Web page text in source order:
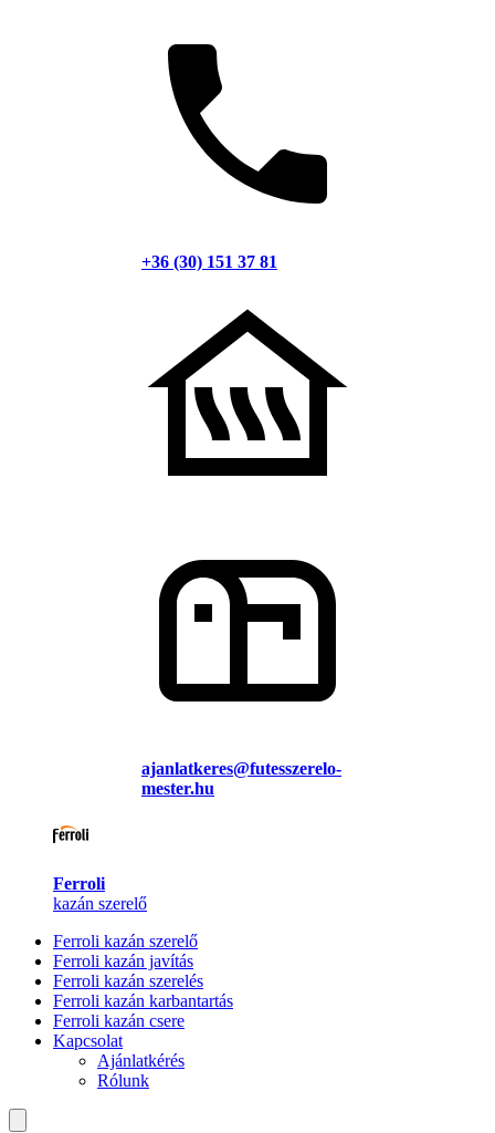
+36 (30) 151 37 81
ajanlatkeres@futesszerelo-
mester.hu
Ferroli
kazán szerelő
Ferroli kazán szerelő
Ferroli kazán javítás
Ferroli kazán szerelés
Ferroli kazán karbantartás
Ferroli kazán csere
Kapcsolat
Ajánlatkérés
Rólunk